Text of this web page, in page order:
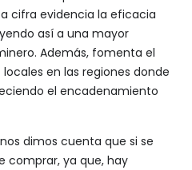
cifra evidencia la eficacia
así a una mayor
Además, fomenta el
en las regiones donde
el encadenamiento
dimos cuenta que si se
comprar, ya que, hay